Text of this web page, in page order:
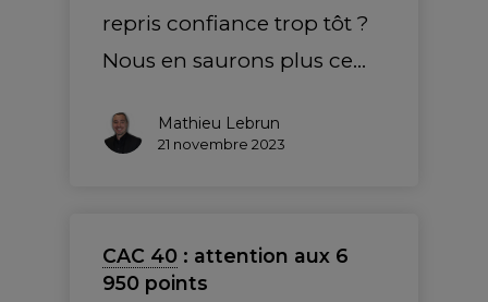
repris confiance trop tôt ?
Nous en saurons plus ce…
Mathieu Lebrun
21 novembre 2023
CAC 40 : attention aux 6
950 points